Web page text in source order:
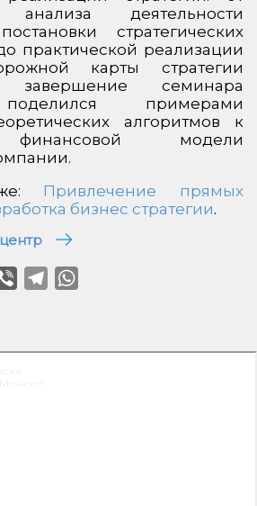
анализа деятельности
стратегических
практической реализации
карты стратегии
семинара
примерами
алгоритмов к
финансовой модели
Привлечение прямых
бизнес стратегии.
Viber Telegram